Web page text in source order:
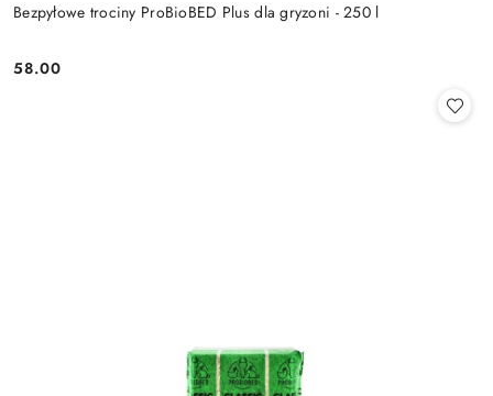
Bezpyłowe trociny ProBioBED Plus dla gryzoni - 250 l
Cena:
58.00